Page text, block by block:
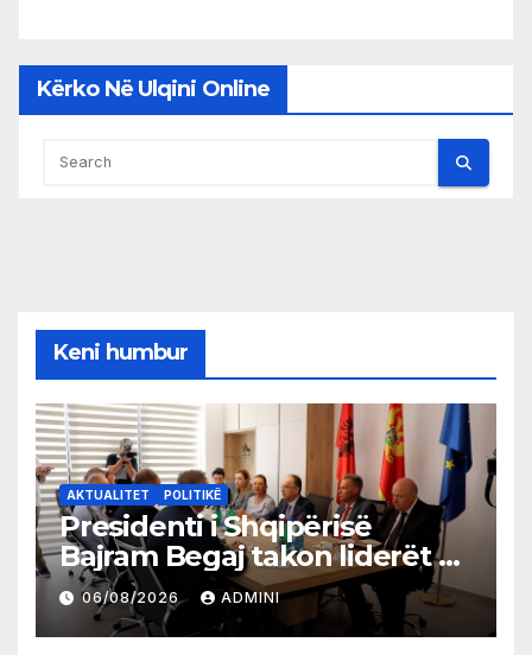
Kërko Në Ulqini Online
Keni humbur
AKTUALITET POLITIKË
Presidenti i Shqipërisë
Bajram Begaj takon liderët e
partive shqiptare në Ulqin
06/08/2026 ADMINI